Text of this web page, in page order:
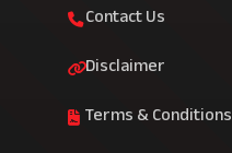
Contact Us
Disclaimer
Terms & Conditions